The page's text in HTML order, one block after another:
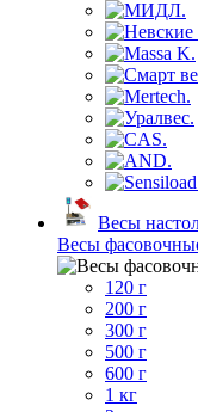
Весы
Весы
120 г
200 г
300 г
500 г
600 г
1 кг